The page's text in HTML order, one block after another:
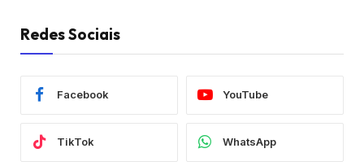
Redes Sociais
Facebook YouTube
TikTok WhatsApp